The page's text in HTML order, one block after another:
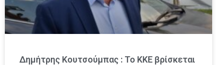
Δημήτρης Κουτσούμπας : Το ΚΚΕ βρίσκεται